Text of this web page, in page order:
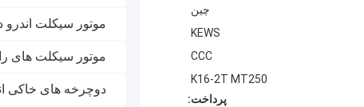
موتور سیکلت اندرو
موتور سیکلت های
دوچرخه های خاکی
چین
KEWS
CCC
K16-2T MT250
پرداخت: